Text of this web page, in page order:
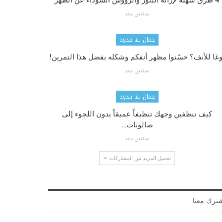
سنتين منذ
جمال بلا حدود
للأنف؟ حسّنوا مظهر أنفكم وشكله بفضل هذا التمرين!
سنتين منذ
جمال بلا حدود
كيف تنظفين وجهك تنظيفاً عميقاً بدون اللجوء إلى
صالونات…
سنتين منذ
تحميل المزيد من المشاركات
معنا